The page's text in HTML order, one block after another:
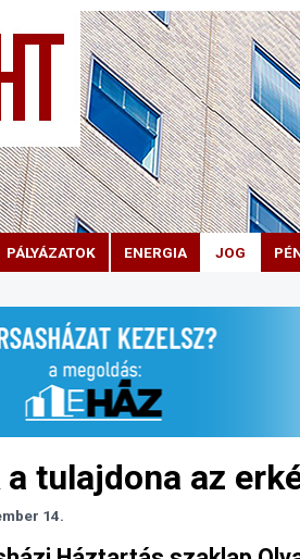
PÁLYÁZATOK ENERGIA JOG
a tulajdona az
14.